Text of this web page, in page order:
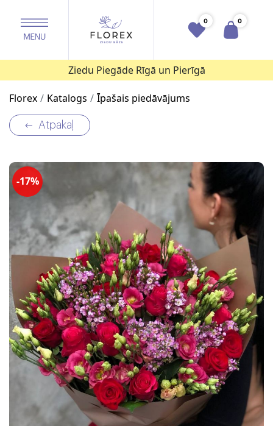
0 0
Ziedu Piegāde Rīgā un Pierīgā
Florex Katalogs Īpašais piedāvājums
Atpakaļ
-17%